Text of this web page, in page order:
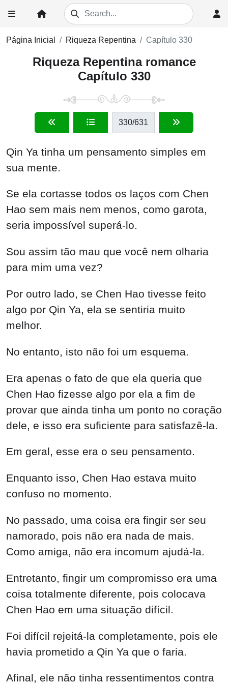
Página Inicial Riqueza Repentina Capítulo 330
Riqueza Repentina romance
Capítulo 330
330/631
Qin Ya tinha um pensamento simples em
sua mente.
Se ela cortasse todos os laços com Chen
Hao sem mais nem menos, como garota,
seria impossível superá-lo.
Sou assim tão mau que você nem olharia
para mim uma vez?
Por outro lado, se Chen Hao tivesse feito
algo por Qin Ya, ela se sentiria muito
melhor.
No entanto, isto não foi um esquema.
Era apenas o fato de que ela queria que
Chen Hao fizesse algo por ela a fim de
provar que ainda tinha um ponto no coração
dele, e isso era suficiente para satisfazê-la.
Em geral, esse era o seu pensamento.
Enquanto isso, Chen Hao estava muito
confuso no momento.
No passado, uma coisa era fingir ser seu
namorado, pois não era nada de mais.
Como amiga, não era incomum ajudá-la.
Entretanto, fingir um compromisso era uma
coisa totalmente diferente, pois colocava
Chen Hao em uma situação difícil.
Foi difícil rejeitá-la completamente, pois ele
havia prometido a Qin Ya que o faria.
Afinal, ele não tinha ressentimentos contra